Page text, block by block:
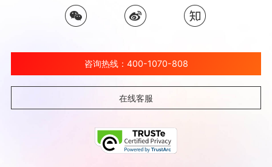
咨询热线：400-1070-808
在线客服